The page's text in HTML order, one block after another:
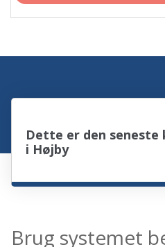
Dette er den seneste
i Højby
Brug systemet